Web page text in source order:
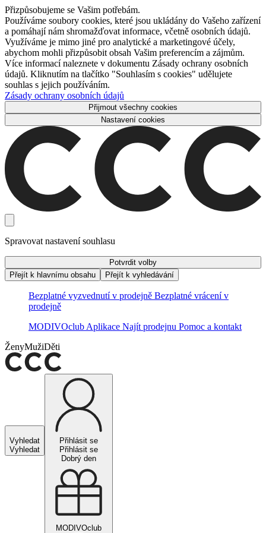
Přizpůsobujeme se Vašim potřebám.
Používáme soubory cookies, které jsou ukládány do Vašeho zařízení
a pomáhají nám shromažďovat informace, včetně osobních údajů.
Využíváme je mimo jiné pro analytické a marketingové účely,
abychom mohli přizpůsobit obsah Vašim preferencím a zájmům.
Více informací naleznete v dokumentu Zásady ochrany osobních
údajů. Kliknutím na tlačítko "Souhlasím s cookies" udělujete
souhlas s jejich používáním.
Zásady ochrany osobních údajů
Přijmout všechny cookies
Nastavení cookies
Spravovat nastavení souhlasu
Potvrdit volby
Přejít k hlavnímu obsahu
Přejít k vyhledávání
Bezplatné vyzvednutí v prodejně Bezplatné vrácení v
prodejně
MODIVOclub Aplikace Najít prodejnu Pomoc a kontakt
ŽenyMužiDěti
Vyhledat
Vyhledat
Přihlásit se
Přihlásit se
Dobrý den
MODIVOclub